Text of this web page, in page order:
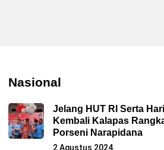
Nasional
Jelang HUT RI Serta
Kembali Kalapas
Porseni Narapidana
2 Agustus 2024